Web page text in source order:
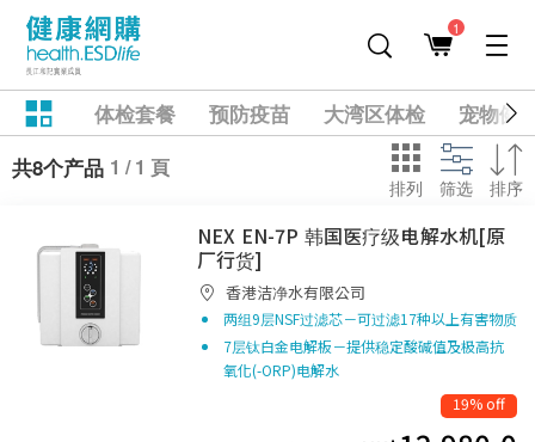
1
体检套餐 预防疫苗 大湾区体检
宠物健
共8个产品 1 / 1 頁
排列 筛选 排序
NEX EN-7P 韩国医疗级电解水机[原
厂行货]
香港洁净水有限公司
两组9层NSF过滤芯－可过滤17种以上有害物质
7层钛白金电解板－提供稳定酸碱值及极高抗
氧化(-ORP)电解水
19% off